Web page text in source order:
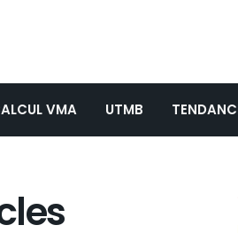
VMA UTMB